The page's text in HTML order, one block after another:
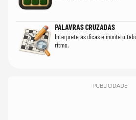
PALAVRAS CRUZADAS
Interprete as dicas e monte o
ritmo.
PUBLICIDADE